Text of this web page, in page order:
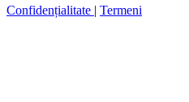
Confidențialitate | Termeni